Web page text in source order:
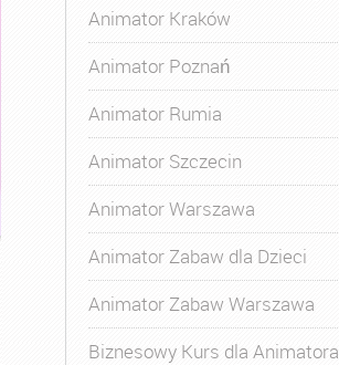
Animator Kraków
Animator Poznań
Animator Rumia
Animator Szczecin
Animator Warszawa
Animator Zabaw dla Dzieci
Animator Zabaw Warszawa
Biznesowy Kurs dla Animatora